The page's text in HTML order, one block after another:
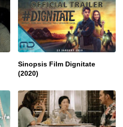
Sinopsis Film Dignitate
(2020)